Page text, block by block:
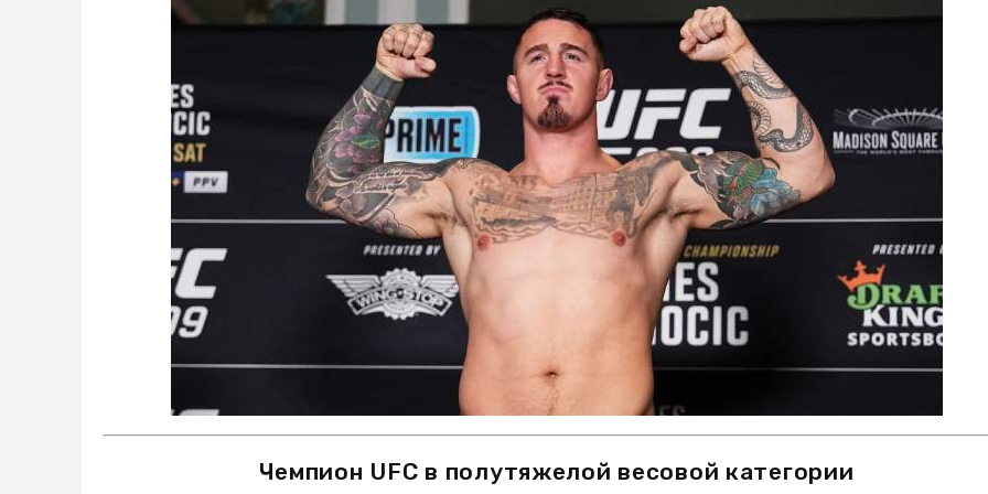
Чемпион UFC в полутяжелой весовой категории